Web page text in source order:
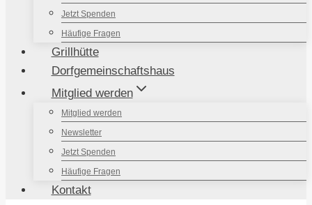
Jetzt Spenden
Häufige Fragen
Grillhütte
Dorfgemeinschaftshaus
Mitglied werden
Mitglied werden
Newsletter
Jetzt Spenden
Häufige Fragen
Kontakt